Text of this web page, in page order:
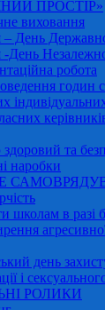
ПРОСТІР»
виховання
– День
-День
робота
годин
та
наробки
школам в разі
день
і
РОЛИКИ